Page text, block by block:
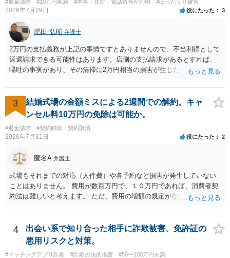
#返金請求 #10万円未満 #本名・住所・電話番号が判明 #ぼったくり被害
2026年7月29日 役にたった 3
肥田 弘昭 弁護士
2万円の支払義務が上記の事情ですとありませんので、不当利得として
返還請求できる可能性はあります。店側の支払請求があるとすれば、
嘔吐の事実があり、その清掃に2万円相当の損害が生じた場合です。ご
3
結婚式場の金額ミスによる2週間での解約。キャ
ンセル料10万円の免除は可能か。
#返金請求 #契約解除・契約取消
2026年7月31日 役にたった 2
匿名A 弁護士
式場もそれまでの対応（人件費）や各予約など損害が発生していない
ことはありません。 費用が数百万円で、１０万円であれば、消費者契
約法は難しいと考えます。 ただ、費用の増額の規定がなかったのに増
ということになり、解約するのは理由がないことになります。
4
出会い系で知り合った相手に詐欺被害、免許証の
悪用リスクと対策。
#マッチングアプリ詐欺 #詐欺の法的措置
#50〜100万円未満